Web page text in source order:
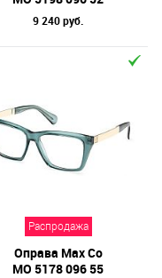
9 240 руб.
Распродажа
Оправа Max Co
MO 5178 096 55